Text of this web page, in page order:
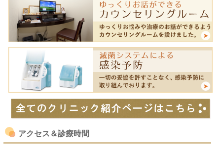
アクセス＆診療時間